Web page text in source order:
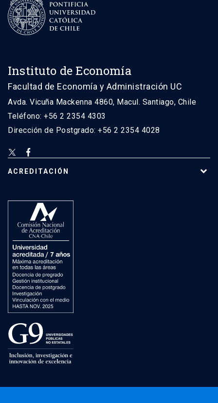
Instituto de Economía
Facultad de Economía y Administración UC
Avda. Vicuña Mackenna 4860, Macul. Santiago, Chile
Teléfono: +56 2 2354 4303
Dirección de Postgrado: +56 2 2354 4028
ACREDITACIÓN